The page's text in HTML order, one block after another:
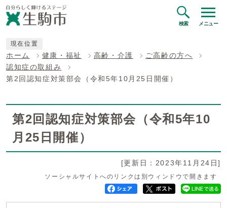
検索 メニュー
現在位置
ホーム 健康・福祉 高齢・介護
ご高齢の方へ
認知症の取組み
第2回認知症対策部会（令和5年10月25日開催）
第2回認知症対策部会（令和5年10
月25日開催）
[更新日：2023年11月24日]
ソーシャルサイトへのリンクは別ウィンドウで開きます